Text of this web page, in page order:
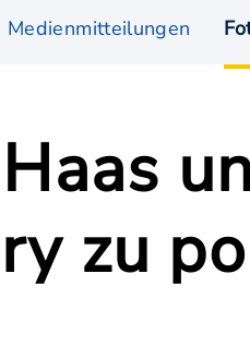
Medienmitteilungen
zu